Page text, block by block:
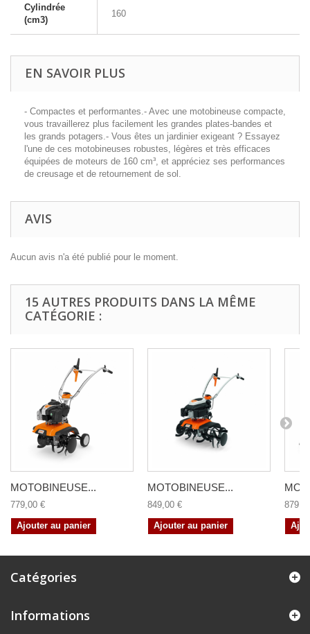
Cylindrée
(cm3)
160
EN SAVOIR PLUS
- Compactes et performantes.- Avec une motobineuse compacte,
vous travaillerez plus facilement les grandes plates-bandes et
les grands potagers.- Vous êtes un jardinier exigeant ? Essayez
l'une de ces motobineuses robustes, légères et très efficaces
équipées de moteurs de 160 cm³, et appréciez ses performances
de creusage et de retournement de sol.
AVIS
Aucun avis n'a été publié pour le moment.
15 AUTRES PRODUITS DANS LA MÊME
CATÉGORIE :
MOTOBINEUSE...
779,00 €
Ajouter au panier
MOTOBINEUSE...
849,00 €
Ajouter au panier
Catégories
Informations